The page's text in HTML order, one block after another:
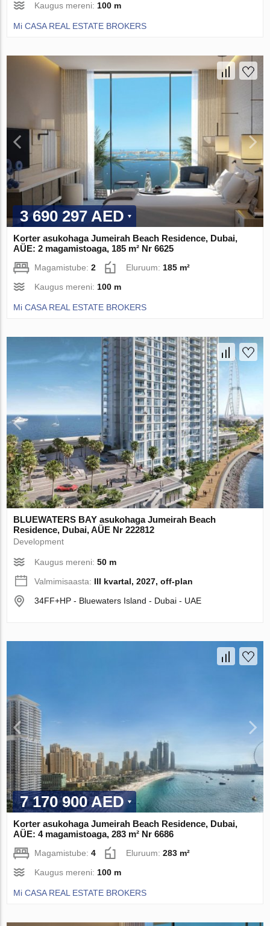
Kaugus mereni:100 m
Mi CASA REAL ESTATE BROKERS
3 690 297 AED
Korter asukohaga Jumeirah Beach Residence, Dubai,
AÜE: 2 magamistoaga, 185 m² Nr 6625
Magamistube:2 Eluruum: 185 m²
Kaugus mereni: 100 m
Mi CASA REAL ESTATE BROKERS
BLUEWATERS BAY asukohaga Jumeirah Beach
Residence, Dubai, AÜE Nr 222812
Development
Kaugus mereni:50 m
Valmimisaasta: III kvartal, 2027, off-plan
34FF+HP - Bluewaters Island - Dubai - UAE
7 170 900 AED
Korter asukohaga Jumeirah Beach Residence, Dubai,
AÜE: 4 magamistoaga, 283 m² Nr 6686
Magamistube:4 Eluruum:283 m²
Kaugus mereni: 100 m
Mi CASA REAL ESTATE BROKERS